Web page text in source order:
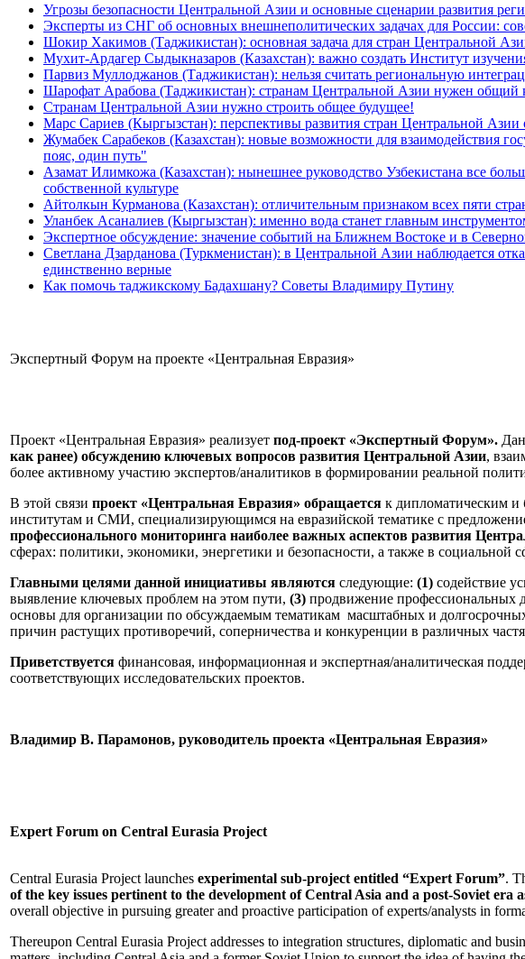
Угрозы безопасности Центральной Азии и основные сценарии развития
Эксперты из СНГ об основных внешнеполитических задачах для России:
Шокир Хакимов (Таджикистан): основная задача для стран Центральной
Мухит-Ардагер Сыдыкназаров (Казахстан): важно создать Институт
Парвиз Муллоджанов (Таджикистан): нельзя считать региональную
Шарофат Арабова (Таджикистан): странам Центральной Азии нужен
Странам Центральной Азии нужно строить общее будущее!
Марс Сариев (Кыргызстан): перспективы развития стран Центральной
Жумабек Сарабеков (Казахстан): новые возможности для взаимодействия
пояс, один путь"
Азамат Илимкожа (Казахстан): нынешнее руководство Узбекистана все
собственной культуре
Айтолкын Курманова (Казахстан): отличительным признаком всех пяти
Уланбек Асаналиев (Кыргызстан): именно вода станет главным
Экспертное обсуждение: значение событий на Ближнем Востоке и в
Светлана Дзарданова (Туркменистан): в Центральной Азии наблюдается
единственно верные
Как помочь таджикскому Бадахшану? Советы Владимиру Путину
Экспертный Форум на проекте «Центральная Евразия»
Проект «Центральная Евразия» реализует под-проект «Экспертный Форум».
как ранее) обсуждению ключевых вопросов развития Центральной Азии,
более активному участию экспертов/аналитиков в формировании реальной
В этой связи проект «Центральная Евразия» обращается к дипломатическим и
институтам и СМИ, специализирующимся на евразийской тематике с
профессионального мониторинга наиболее важных аспектов развития
сферах: политики, экономики, энергетики и безопасности, а также в социальной
Главными целями данной инициативы являются следующие: (1) содействие
выявление ключевых проблем на этом пути, (3) продвижение профессиональных
основы для организации по обсуждаемым тематикам масштабных и долгосрочных
причин растущих противоречий, соперничества и конкуренции в различных
Приветствуется финансовая, информационная и экспертная/аналитическая
соответствующих исследовательских проектов.
Владимир В. Парамонов, руководитель проекта «Центральная Евразия»
Expert Forum on Central Eurasia Project
Central Eurasia Project launches experimental sub-project entitled “Expert Forum”.
of the key issues pertinent to the development of Central Asia and a post-Soviet era
overall objective in pursuing greater and proactive participation of experts/analysts in
Thereupon Central Eurasia Project addresses to integration structures, diplomatic and